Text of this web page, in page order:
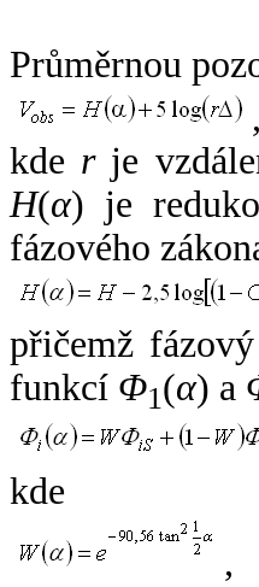
Průměrnou
,
kde rje
H(α) je
fázového
přičemž
funkcí Φ1(α) a
kde
,